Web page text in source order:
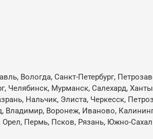
Вологда, Санкт-Петербург,
Челябинск, Мурманск, Салехард,
Нальчик, Элиста, Черкесск,
Владимир, Воронеж, Иваново,
Пермь, Псков, Рязань, Южно-